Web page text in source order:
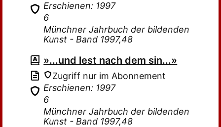
Erschienen: 1997
6
Münchner Jahrbuch der bildenden
Kunst - Band 1997,48
»...und lest nach dem sin...»
Zugriff nur im Abonnement
Erschienen: 1997
6
Münchner Jahrbuch der bildenden
Kunst - Band 1997,48